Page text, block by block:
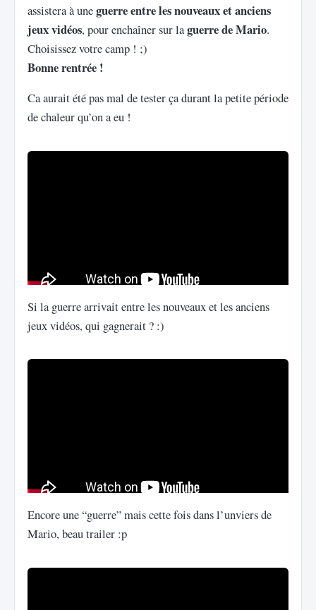
assistera à uneguerre entre les nouveaux et anciens
jeux vidéos, pour enchaîner sur laguerre de Mario.
Choisissez votre camp ! ;)
Bonne rentrée !
Ca aurait été pas mal de tester ça durant la petite période
de chaleur qu’on a eu !
Si la guerre arrivait entre les nouveaux et les anciens
jeux vidéos, qui gagnerait ? :)
Encore une “guerre” mais cette fois dans l’unviers de
Mario, beau trailer :p